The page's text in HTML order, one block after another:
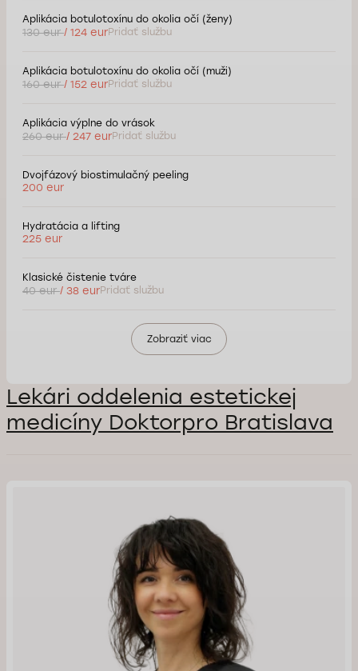
Aplikácia botulotoxínu do okolia očí (ženy)
130 eur/ 124 eurPridať službu
Aplikácia botulotoxínu do okolia očí (muži)
160 eur/ 152 eurPridať službu
Aplikácia výplne do vrások
260 eur/ 247 eurPridať službu
Dvojfázový biostimulačný peeling
200 eur
Hydratácia a lifting
225 eur
Klasické čistenie tváre
40 eur/ 38 eurPridať službu
Zobraziť viac
Lekári oddelenia estetickej
medicíny Doktorpro Bratislava